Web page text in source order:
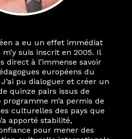
a eu un effet immédiat
suis inscrit en 2005. Il
direct à l’immense savoir
européens du
pu dialoguer et créer un
quinze pairs issus de
m’a permis de
culturelles des pays que
apporté stabilité,
pour mener des